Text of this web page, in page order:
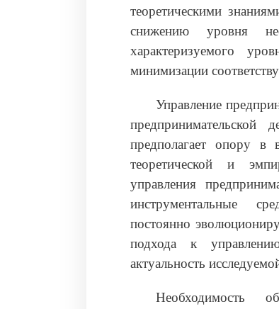
теоретическими
снижению уровня
характеризуемого
минимизации
Управление
предпринимательской
предполагает опору в
теоретической и
управления
инструментальные
постоянно
подхода к
актуальность
Необходимость